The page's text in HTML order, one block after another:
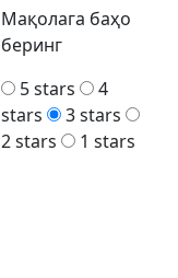
Мақолага баҳо
беринг
5 stars
4
stars
3 stars
2 stars
1 stars